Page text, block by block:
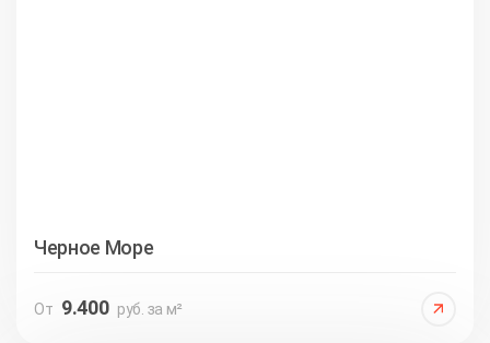
Черное Море
От 9.400 руб. за м²